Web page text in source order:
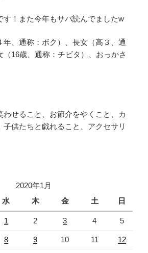
す！また今年もサバ読んでましたw
年、通称：ボク）、長女（高３、通
16歳、通称：チビタ）、おっかさ
わせること、お節介をやくこと、カ
子供たちと戯れること、アクセサリ
2020年1月
水 木 金 土 日
1 2 3 4 5
8 9 10 11 12